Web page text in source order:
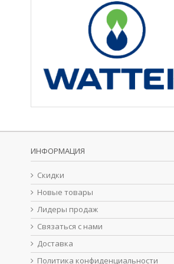
ИНФОРМАЦИЯ
Скидки
Новые товары
Лидеры продаж
Связаться с нами
Доставка
Политика конфиденциальности